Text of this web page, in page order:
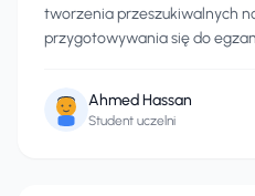
tworzenia przeszukiwalnych
przygotowywania się do
Ahmed Hassan
Student uczelni